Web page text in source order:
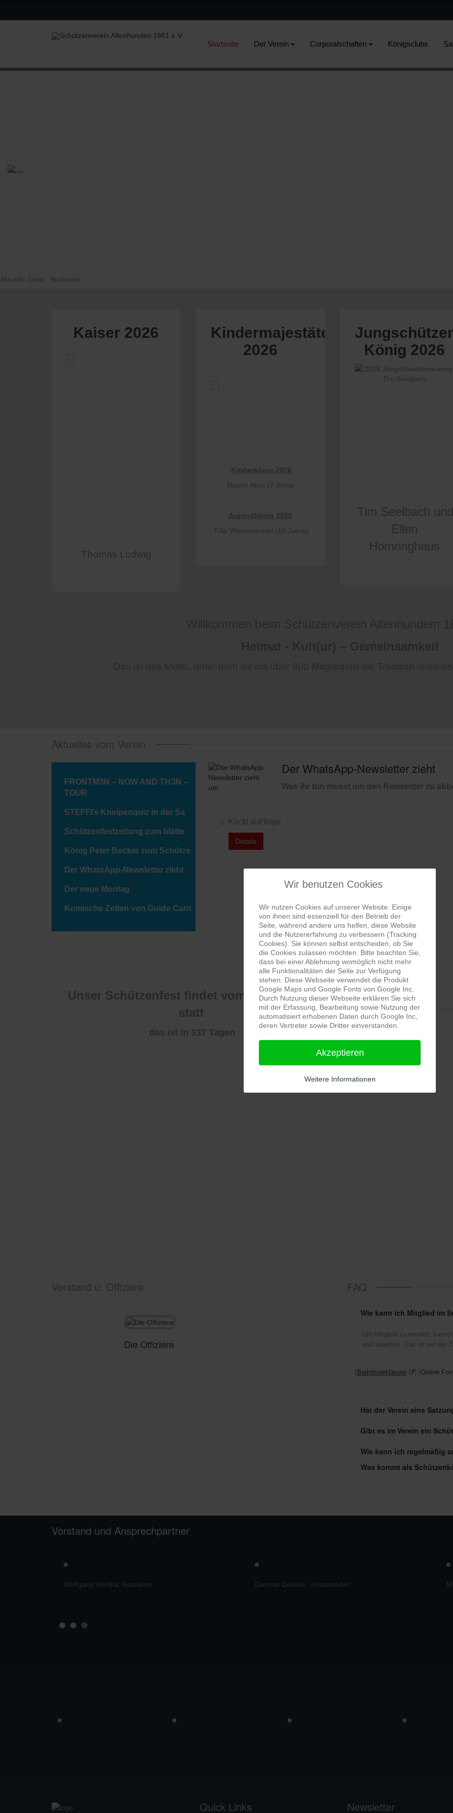
Startseite Der Verein Corporalschaften Königsclubs
Aktuelle Seite: Startseite
Kaiser 2026
Thomas Ludwig
Kindermajestäten
2026
Kinderkönig 2026
Maxim Alcia (7 Jahre
Jugendkönig 2025
Filip Wieruszewski (10 Jahre)
König 2026
Tim Seelbach und
Ellen
Homringhaus
Aktuelles vom Verein
FRONTM3N – NOW AND TH3N –
TOUR
STEFFI’s Kneipenquiz in der Sa
Schützenfestzeitung zum blätte
König Peter Becker zum Schütze
Der WhatsApp-Newsletter zieht
Der neue Montag
Komische Zeiten von Guido Cant
Der WhatsApp-Newsletter zieht
Was ihr tun müsst um den Newsletter zu
Klickt auf folge
Details
Unser Schützenfest findet vom 10. - 13. Juli
statt
das ist in 337 Tagen
Termine
Keine Termine
Vorstand u. Offiziere
Der Vorstand
FAQ
Wie kann ich Mitglied im
Um Mitglied zu werden,
und abgeben. Das ist auf der
Beitrittserklärung Online
Hat der Verein eine
Gibt es im Verein ein
Wie kann ich regelmäßig
Was kommt als
Vorstand und Ansprechpartner
Wolfgang Herlika, Kassierer Dietmar Drüeke, Vorsitzender
Quick Links Newsletter
Wir benutzen Cookies
Wir nutzen Cookies auf unserer Website. Einige
von ihnen sind essenziell für den Betrieb der
Seite, während andere uns helfen, diese Website
und die Nutzererfahrung zu verbessern (Tracking
Cookies). Sie können selbst entscheiden, ob Sie
die Cookies zulassen möchten. Bitte beachten Sie,
dass bei einer Ablehnung womöglich nicht mehr
alle Funktionalitäten der Seite zur Verfügung
stehen. Diese Webseite verwendet die Produkt
Google Maps und Google Fonts von Google Inc.
Durch Nutzung dieser Webseite erklären Sie sich
mit der Erfassung, Bearbeitung sowie Nutzung der
automatisiert erhobenen Daten durch Google Inc,
deren Vertreter sowie Dritter einverstanden.
Akzeptieren
Weitere Informationen